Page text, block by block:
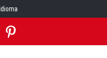
Idioma